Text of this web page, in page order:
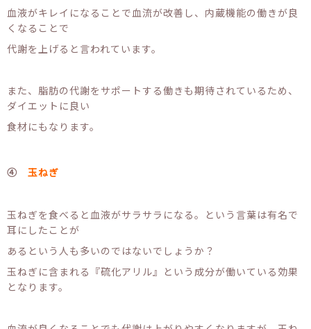
血液がキレイになることで血流が改善し、内蔵機能の働きが良
くなることで
代謝を上げると言われています。
また、脂肪の代謝をサポートする働きも期待されているため、
ダイエットに良い
食材にもなります。
④ 玉ねぎ
玉ねぎを食べると血液がサラサラになる。という言葉は有名で
耳にしたことが
あるという人も多いのではないでしょうか？
玉ねぎに含まれる『硫化アリル』という成分が働いている効果
となります。